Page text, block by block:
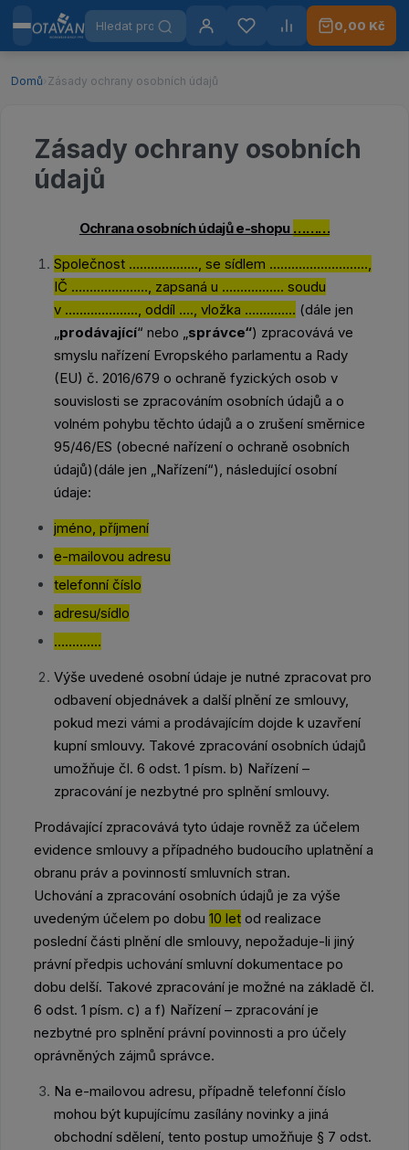
Menu
Otavan Workwear — přejít na úvodní stránku
Hledat produkty
PřihlášeníOblíbenéPorovnat
0,00 Kč
Domů Zásady ochrany osobních údajů
Zásady ochrany osobních
údajů
Ochrana osobních údajů e-shopu ………
Společnost ………………., se sídlem ………………………,
IČ …………………, zapsaná u …………….. soudu
v ……………….., oddíl …., vložka ………….. (dále jen
„prodávající“ nebo „správce“) zpracovává ve
smyslu nařízení Evropského parlamentu a Rady
(EU) č. 2016/679 o ochraně fyzických osob v
souvislosti se zpracováním osobních údajů a o
volném pohybu těchto údajů a o zrušení směrnice
95/46/ES (obecné nařízení o ochraně osobních
údajů)(dále jen „Nařízení“), následující osobní
údaje:
jméno, příjmení
e-mailovou adresu
telefonní číslo
adresu/sídlo
………....
Výše uvedené osobní údaje je nutné zpracovat pro
odbavení objednávek a další plnění ze smlouvy,
pokud mezi vámi a prodávajícím dojde k uzavření
kupní smlouvy. Takové zpracování osobních údajů
umožňuje čl. 6 odst. 1 písm. b) Nařízení –
zpracování je nezbytné pro splnění smlouvy.
Prodávající zpracovává tyto údaje rovněž za účelem
evidence smlouvy a případného budoucího uplatnění a
obranu práv a povinností smluvních stran.
Uchování a zpracování osobních údajů je za výše
uvedeným účelem po dobu 10 let od realizace
poslední části plnění dle smlouvy, nepožaduje-li jiný
právní předpis uchování smluvní dokumentace po
dobu delší. Takové zpracování je možné na základě čl.
6 odst. 1 písm. c) a f) Nařízení – zpracování je
nezbytné pro splnění právní povinnosti a pro účely
oprávněných zájmů správce.
Na e-mailovou adresu, případně telefonní číslo
mohou být kupujícímu zasílány novinky a jiná
obchodní sdělení, tento postup umožňuje § 7 odst.